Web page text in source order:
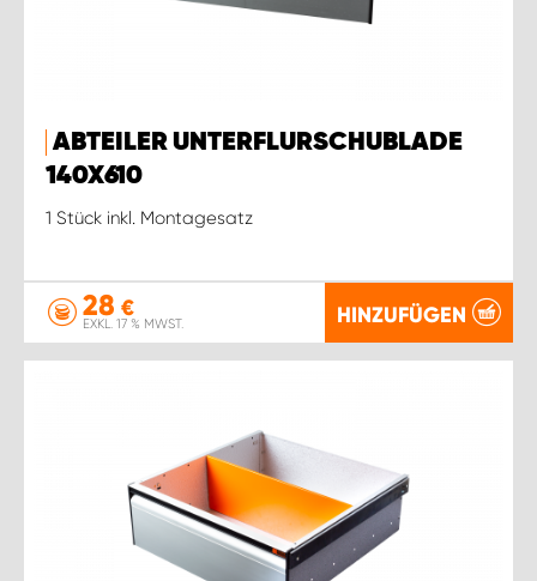
ABTEILER UNTERFLURSCHUBLADE
140X610
1 Stück inkl. Montagesatz
28 €
EXKL. 17 % MWST. HINZUFÜGEN